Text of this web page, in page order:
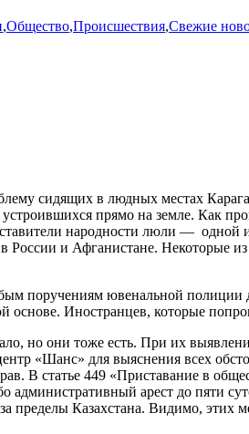
,Общество,Происшествия,Свежие
сидящих в людных местах
прямо на земле. Как
народности люли —
России и Афганистане. Некоторые
поручениям ювенальной
основе. Иностранцев, которые
но они тоже есть. При их
«Шанс» для выяснения всех
В статье 449 «Приставание в
арест до пяти
Казахстана. Видимо, этих